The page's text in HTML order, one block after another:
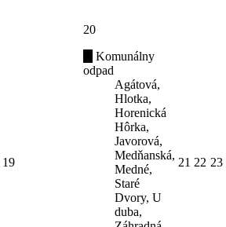
19
20
Komunálny
odpad
Agátová,
Hlotka,
Horenická
Hôrka,
Javorová,
Medňanská,
Medné,
Staré
Dvory, U
duba,
21 22 23